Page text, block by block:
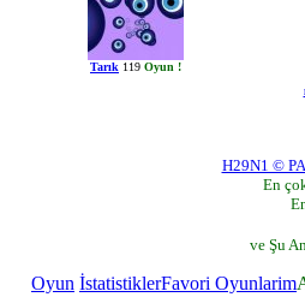
Tarık 119 Oyun !
H29N1 ©
En
ve Şu
Oyun İstatistiklerFavori Oyunlarim